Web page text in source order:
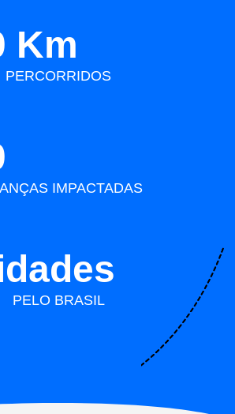
Km
PERCORRIDOS
IMPACTADAS
PELO BRASIL